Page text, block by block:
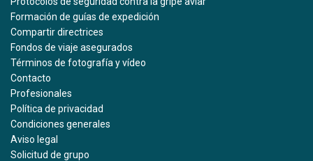
Formación de guías de expedición
Compartir directrices
Fondos de viaje asegurados
Términos de fotografía y vídeo
Contacto
Profesionales
Política de privacidad
Condiciones generales
Aviso legal
Solicitud de grupo